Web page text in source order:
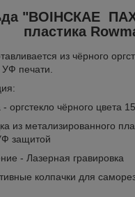
"ВОІНСКАЕ
пластика
из чёрного
печати.
оргстекло чёрного цвета
из метализированного
защитой
- Лазерная гравировка
колпачки для